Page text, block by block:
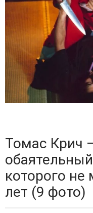
Томас Крич
которого не
лет (9 фото)